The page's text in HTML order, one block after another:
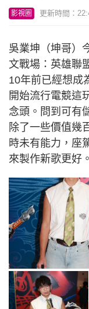
影視圈 更新時間：
吳業坤（坤哥）
文戰場：英雄聯
10年前已經想成
開始流行電競這
念頭。問到可有
除了一些價值幾
時未有能力，座
來製作新歌更好。